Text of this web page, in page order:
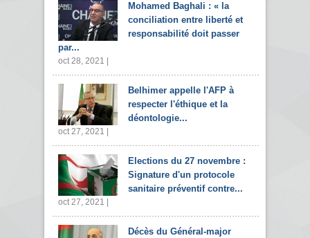
Mohamed Baghali : « la
conciliation entre liberté et
responsabilité doit passer
par...
oct 28, 2021 |
Belhimer appelle l'AFP à
respecter l'éthique et la
déontologie...
oct 27, 2021 |
Elections du 27 novembre :
Signature d'un protocole
sanitaire préventif contre...
oct 27, 2021 |
Décès du Général-major